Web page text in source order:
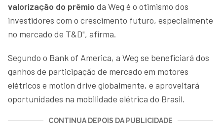
valorização do prêmio da Weg é o otimismo dos
investidores com o crescimento futuro, especialmente
no mercado de T&D", afirma.
Segundo o Bank of America, a Weg se beneficiará dos
ganhos de participação de mercado em motores
elétricos e motion drive globalmente, e aproveitará
oportunidades na mobilidade elétrica do Brasil.
CONTINUA DEPOIS DA PUBLICIDADE